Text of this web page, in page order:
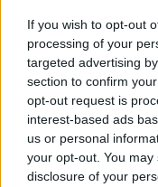
If you wish to opt-out
processing of your
targeted advertising
section to confirm
opt-out request is
interest-based ads
us or personal
your opt-out. You
disclosure of your
Στην Ευρωπαϊκή
και πάλι δυναμικά
νηπιαγωγεία,
λύκεια , στα οποία
και νέοι μέλη
HELMEPA» και